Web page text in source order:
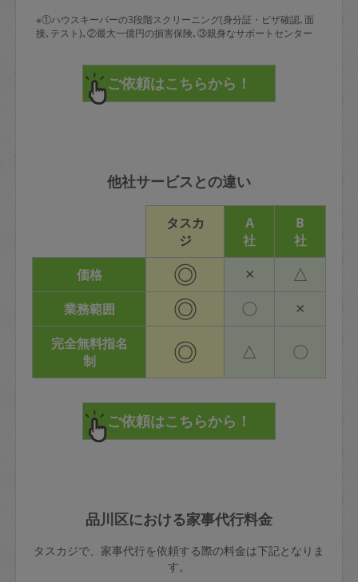
※①ハウスキーパーの3段階スクリーニング(身分証・ビザ確認､面
接､テスト)､②最大一億円の損害保険､③親身なサポートセンター
他社サービスとの違い
タスカ
ジ
A
社
B
社
価格
◎ × △
業務範囲 ◎ 〇 ×
完全無料指名
制
◎ △ 〇
品川区における家事代行料金
タスカジで、家事代行を依頼する際の料金は下記となりま
す。